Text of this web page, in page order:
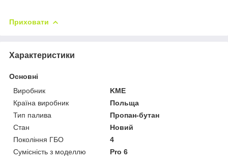
Приховати
Характеристики
Основні
Виробник
KME
Країна виробник
Польща
Тип палива
Пропан-бутан
Стан
Новий
Покоління ГБО
4
Сумісність з моделлю
Pro 6